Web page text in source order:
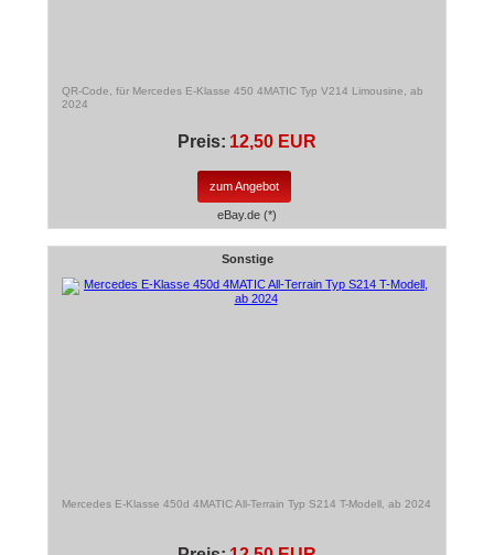
QR-Code, für Mercedes E-Klasse 450 4MATIC Typ V214 Limousine, ab
2024
Preis: 12,50 EUR
zum Angebot
eBay.de (*)
Sonstige
Mercedes E-Klasse 450d 4MATIC All-Terrain Typ S214 T-Modell, ab 2024